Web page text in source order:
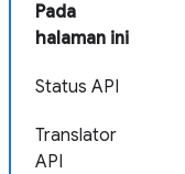
Pada
halaman ini
Status API
Translator
API